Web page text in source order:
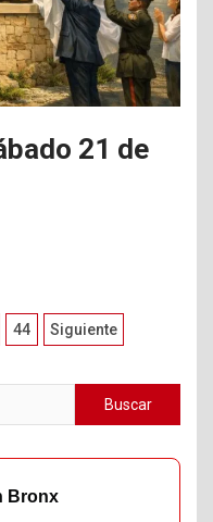
21 de
44 Siguiente
Bronx